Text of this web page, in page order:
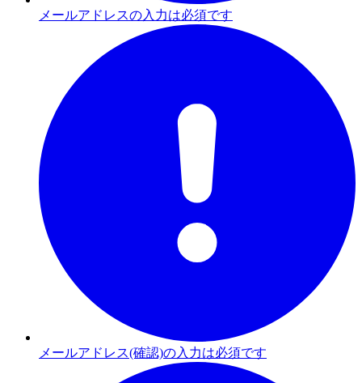
メールアドレスの入力は必須です
メールアドレス(確認)の入力は必須です